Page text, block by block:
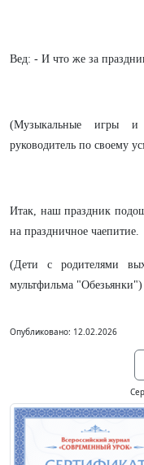
Вед: - И что же за
(Музыкальные игры и
руководитель по своему
Итак, наш праздник
на праздничное чаепитие.
(Дети с родителями
мультфильма "Обезьянки")
Опубликовано: 12.02.2026